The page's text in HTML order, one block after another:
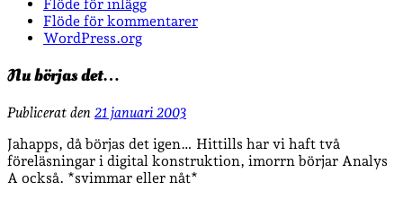
Flöde för inlägg
Flöde för kommentarer
WordPress.org
Nu börjas det…
Publicerat den 21 januari 2003
Jahapps, då börjas det igen… Hittills har vi haft två
föreläsningar i digital konstruktion, imorrn börjar Analys
A också. *svimmar eller nåt*